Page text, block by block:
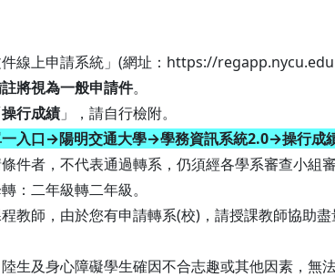
線上申請系統」(網址：https://
將視為一般申請件。
操行成績 」，請自行檢附。
一入口→陽明交通大學→學務資訊系統2.0→操行成
件者，不代表通過轉系，仍須經各學系審查小組
：二年級轉二年級。
教師，由於您有申請轉系(校)，請授課教師協助
生及身心障礙學生確因不合志趣或其他因素，